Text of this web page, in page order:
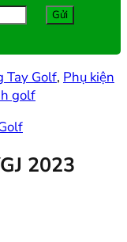
Tay Golf, Phụ kiện
golf
2023